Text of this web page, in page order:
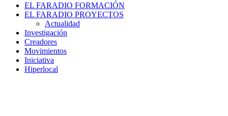
EL FARADIO FORMACIÓN
EL FARADIO PROYECTOS
Actualidad
Investigación
Creadores
Movimientos
Iniciativa
Hiperlocal